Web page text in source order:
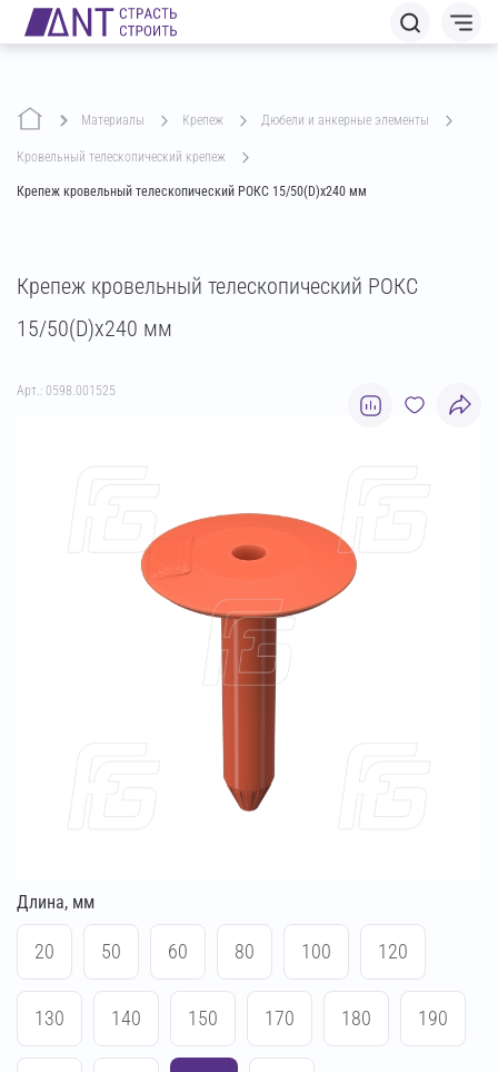
Материалы крепеж дюбели и анкерные элементы
кровельный телескопический крепеж
Крепеж кровельный телескопический РОКС 15/50(D)х240 мм
Крепеж кровельный телескопический РОКС
15/50(D)х240 мм
Арт.: 0598.001525
Длина, мм
20 50 60 80 100 120
130 140 150 170 180 190